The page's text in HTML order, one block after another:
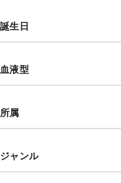
誕生日
血液型
所属
ジャンル